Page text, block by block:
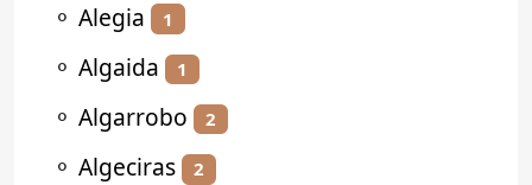
⚬ Alegia 1
⚬ Algaida 1
⚬ Algarrobo 2
⚬ Algeciras 2